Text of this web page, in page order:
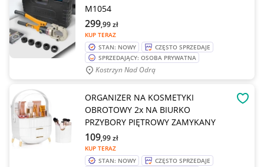
M1054
KUP TERAZ
299,99zł
STAN: NOWY
CZĘSTO SPRZEDAJE
SPRZEDAJĄCY: OSOBA PRYWATNA
Kostrzyn Nad Odrą
ORGANIZER NA KOSMETYKI
OBROTOWY 2x NA BIURKO
PRZYBORY PIĘTROWY ZAMYKANY
KUP TERAZ
109,99zł
STAN: NOWY CZĘSTO SPRZEDAJE